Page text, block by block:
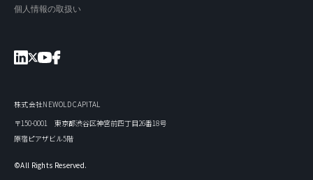
個人情報の取扱い
株式会社NEWOLD CAPITAL
〒150-0001 東京都渋谷区神宮前四丁目26番18号
原宿ピアザビル5階
©All Rights Reserved.